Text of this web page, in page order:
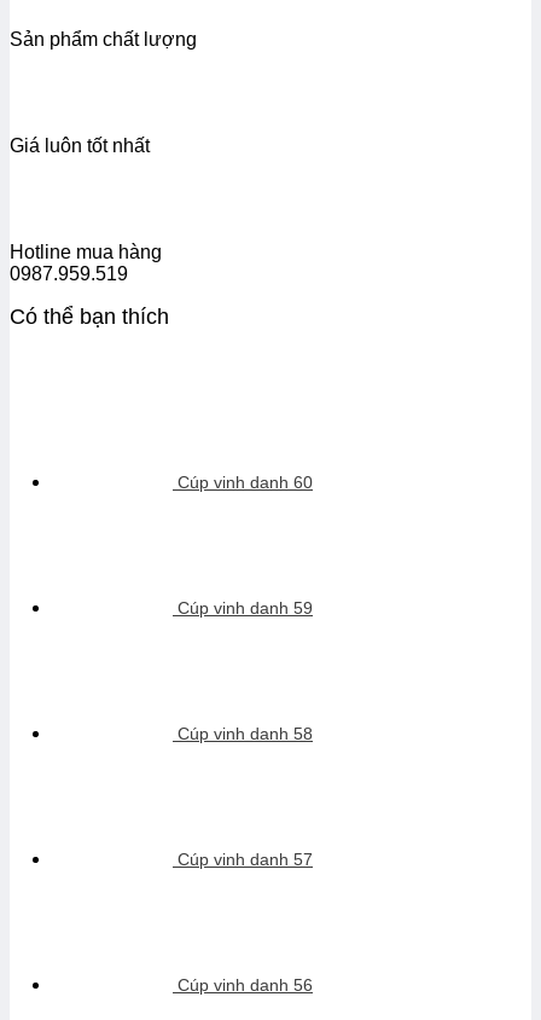
Sản phẩm chất lượng
Giá luôn tốt nhất
Hotline mua hàng
0987.959.519
Có thể bạn thích
Cúp vinh danh 60
Cúp vinh danh 59
Cúp vinh danh 58
Cúp vinh danh 57
Cúp vinh danh 56